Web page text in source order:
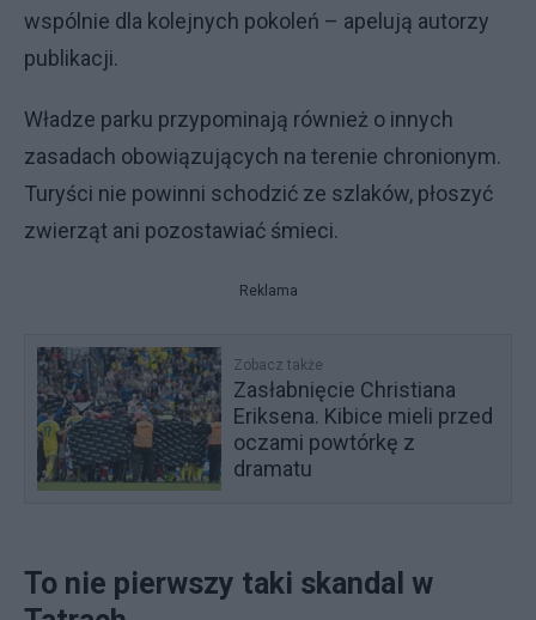
wspólnie dla kolejnych pokoleń – apelują autorzy
publikacji.
Władze parku przypominają również o innych
zasadach obowiązujących na terenie chronionym.
Turyści nie powinni schodzić ze szlaków, płoszyć
zwierząt ani pozostawiać śmieci.
Reklama
Zobacz także
Zasłabnięcie Christiana
Eriksena. Kibice mieli przed
oczami powtórkę z
dramatu
To nie pierwszy taki skandal w